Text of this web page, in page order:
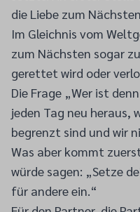
die Liebe zum
Im Gleichnis vom
zum Nächsten sogar
gerettet wird oder
Die Frage „Wer ist
jeden Tag neu heraus,
begrenzt sind und wir
Was aber kommt
würde sagen: „Setze
für andere ein.“